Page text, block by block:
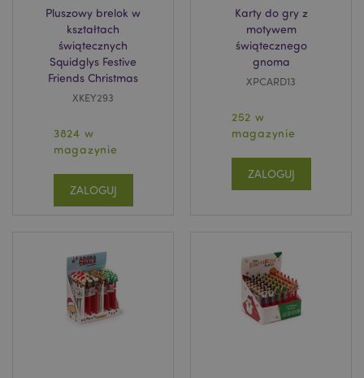
Pluszowy brelok w
kształtach
świątecznych
Squidglys Festive
Friends Christmas
XKEY293
3824 w
magazynie
ZALOGUJ
Karty do gry z
motywem
świątecznego
gnoma
XPCARD13
252 w
magazynie
ZALOGUJ